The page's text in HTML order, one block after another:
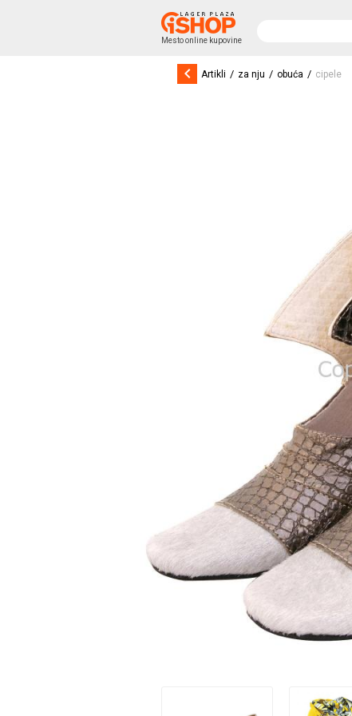
Mesto online kupovine
keyboard_arrow_left Artikli / za nju / obuća / cipele